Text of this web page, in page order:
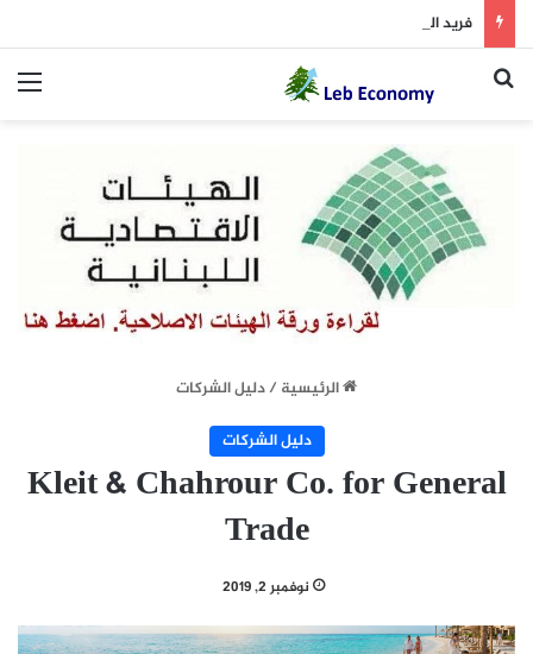
بحث عن
الرئيسية/دليل الشركات
دليل الشركات
Kleit & Chahrour Co. for General
Trade
نوفمبر 2, 2019